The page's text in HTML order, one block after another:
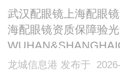
武汉配眼镜上海配眼
海配眼镜资质保障验
业验光配镜的写字楼
龙城信息港 发布于